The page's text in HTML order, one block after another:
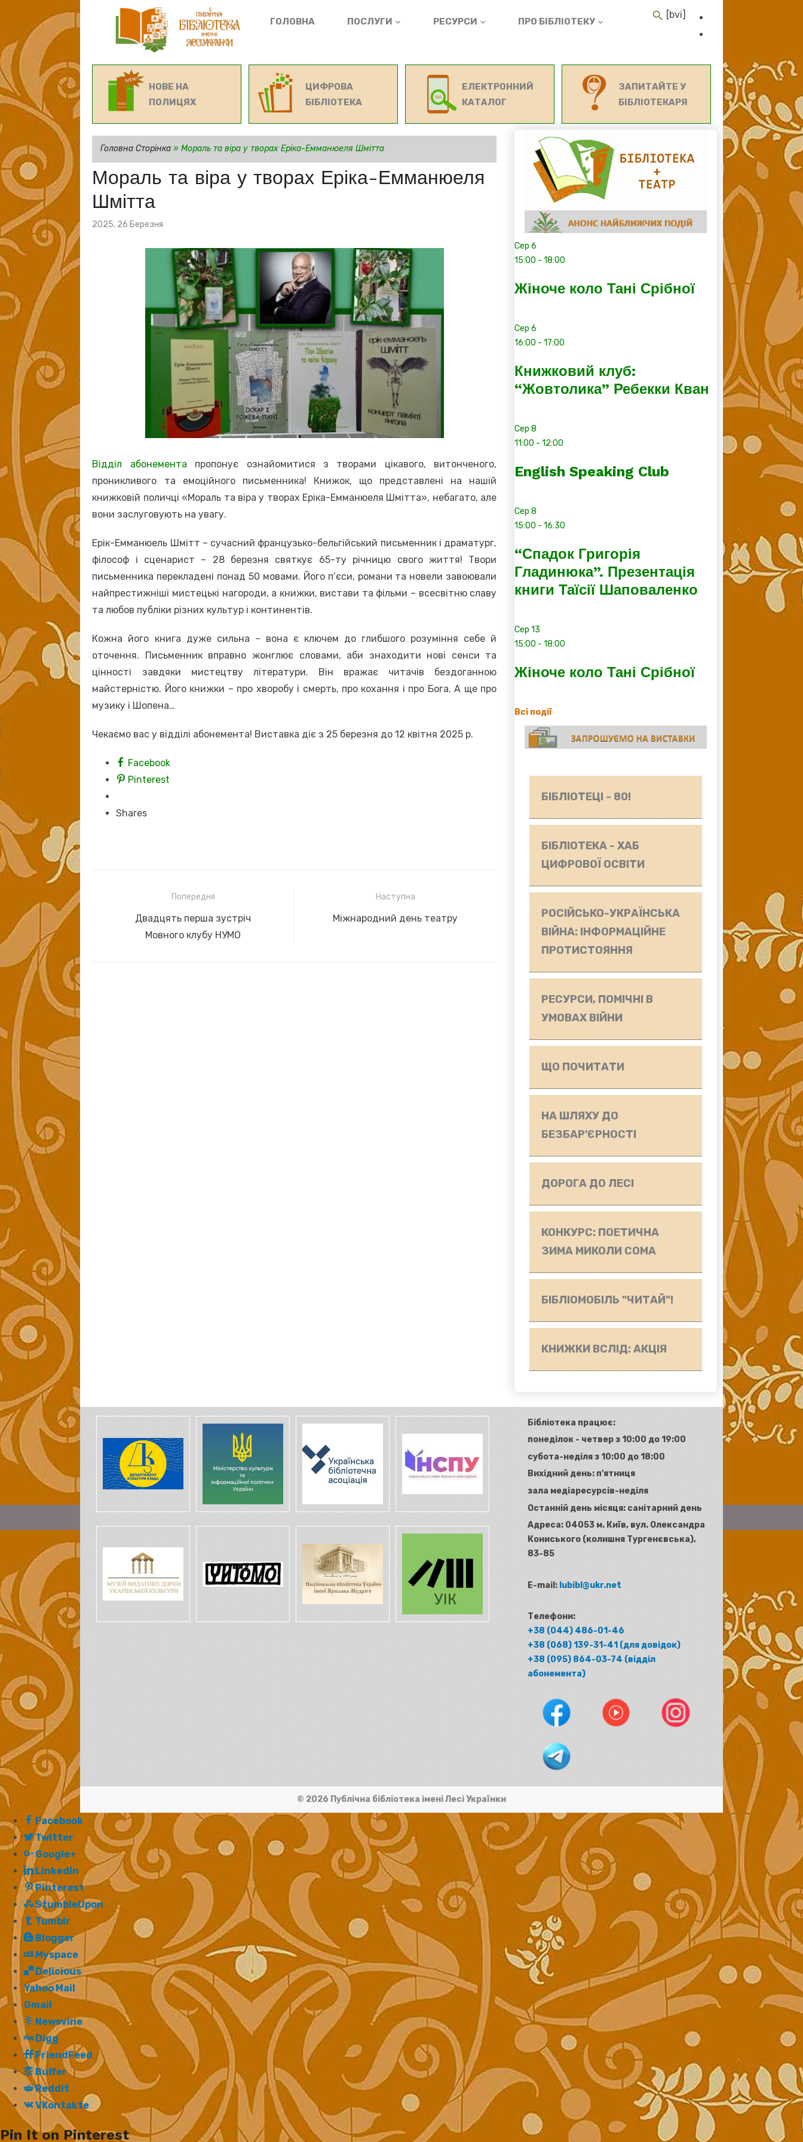
ГОЛОВНА ПОСЛУГИ РЕСУРСИ ПРО БІБЛІОТЕКУ
[bvi]
НОВЕ НА
ПОЛИЦЯХ
ЦИФРОВА
БІБЛІОТЕКА
ЕЛЕКТРОННИЙ
КАТАЛОГ
ЗАПИТАЙТЕ У
БІБЛІОТЕКАРЯ
Головна Сторінка» Мораль та віра у творах Еріка-Емманюеля Шмітта
Мораль та віра у творах Еріка-Емманюеля
Шмітта
Posted
2025, 26 Березня
Відділ абонемента пропонує ознайомитися з творами цікавого, витонченого,
проникливого та емоційного письменника! Книжок, що представлені на нашій
книжковій поличці «Мораль та віра у творах Еріка-Емманюеля Шмітта», небагато, але
вони заслуговують на увагу.
Ерік-Емманюель Шмітт – сучасний французько-бельгійський письменник і драматург,
філософ і сценарист – 28 березня святкує 65-ту річницю свого життя! Твори
письменника перекладені понад 50 мовами. Його п’єси, романи та новели завоювали
найпрестижніші мистецькі нагороди, а книжки, вистави та фільми – всесвітню славу
та любов публіки різних культур і континентів.
Кожна його книга дуже сильна – вона є ключем до глибшого розуміння себе й
оточення. Письменник вправно жонглює словами, аби знаходити нові сенси та
цінності завдяки мистецтву літератури. Він вражає читачів бездоганною
майстерністю. Його книжки – про хворобу і смерть, про кохання і про Бога. А ще про
музику і Шопена…
Чекаємо вас у відділі абонемента! Виставка діє з 25 березня до 12 квітня 2025 р.
Facebook
Pinterest
Shares
записів
Попередня
Previous
Двадцять перша зустріч
Мовного клубу НУМО
Наступна
Next
Міжнародний день театру
Сер6
15:00 -18:00
Жіноче коло Тані Срібної
Сер6
16:00 -17:00
Книжковий клуб:
“Жовтолика” Ребекки Кван
Сер8
11:00 -12:00
English Speaking Club
Сер8
15:00 -16:30
“Спадок Григорія
Гладинюка”. Презентація
книги Таїсії Шаповаленко
Сер13
15:00 -18:00
Жіноче коло Тані Срібної
Всі події
БІБЛІОТЕЦІ - 80!
БІБЛІОТЕКА - ХАБ
ЦИФРОВОЇ ОСВІТИ
РОСІЙСЬКО-УКРАЇНСЬКА
ВІЙНА: ІНФОРМАЦІЙНЕ
ПРОТИСТОЯННЯ
РЕСУРСИ, ПОМІЧНІ В
УМОВАХ ВІЙНИ
ЩО ПОЧИТАТИ
НА ШЛЯХУ ДО
БЕЗБАР'ЄРНОСТІ
ДОРОГА ДО ЛЕСІ
КОНКУРС: ПОЕТИЧНА
ЗИМА МИКОЛИ СОМА
БІБЛІОМОБІЛЬ "ЧИТАЙ"!
КНИЖКИ ВСЛІД: АКЦІЯ
Бібліотека працює:
понеділок - четвер з 10:00 до 19:00
субота-неділя з 10:00 до 18:00
Вихідний день: п'ятниця
зала медіаресурсів-неділя
Останній день місяця: санітарний день
Адреса:04053 м. Київ, вул. Олександра
Кониського (колишня Тургенєвська),
83-85
E-mail: lubibl@ukr.net
Телефони:
+38 (044) 486-01-46
+38 (068) 139-31-41 (для довідок)
+38 (095) 864-03-74 (відділ
абонемента)
© 2026 Публічна бібліотека імені Лесі Українки
Facebook
Twitter
Google+
LinkedIn
Pinterest
StumbleUpon
Tumblr
Blogger
Myspace
Delicious
Yahoo Mail
Gmail
Newsvine
Digg
FriendFeed
Buffer
Reddit
VKontakte
Pin It on Pinterest